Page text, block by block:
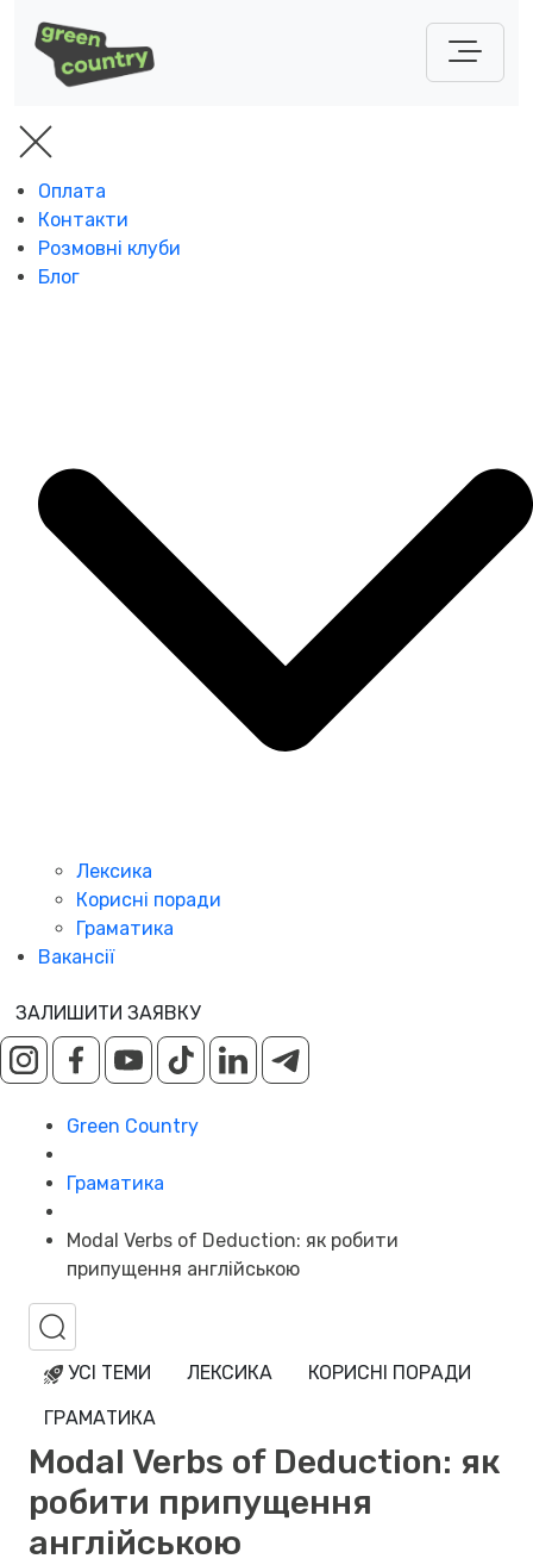
Оплата
Контакти
Розмовні клуби
Блог
Лексика
Корисні поради
Граматика
Вакансії
ЗАЛИШИТИ ЗАЯВКУ
Green Country
Граматика
Modal Verbs of Deduction: як робити
припущення англійською
УСІ ТЕМИ ЛЕКСИКА
КОРИСНІ ПОРАДИ
ГРАМАТИКА
Modal Verbs of Deduction: як
робити припущення
англійською